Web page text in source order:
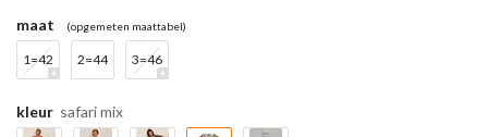
maat (opgemeten maattabel)
1=42 2=44 3=46
kleur safari mix